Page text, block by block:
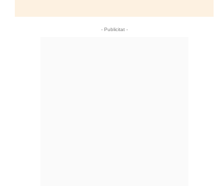
- Publicitat -